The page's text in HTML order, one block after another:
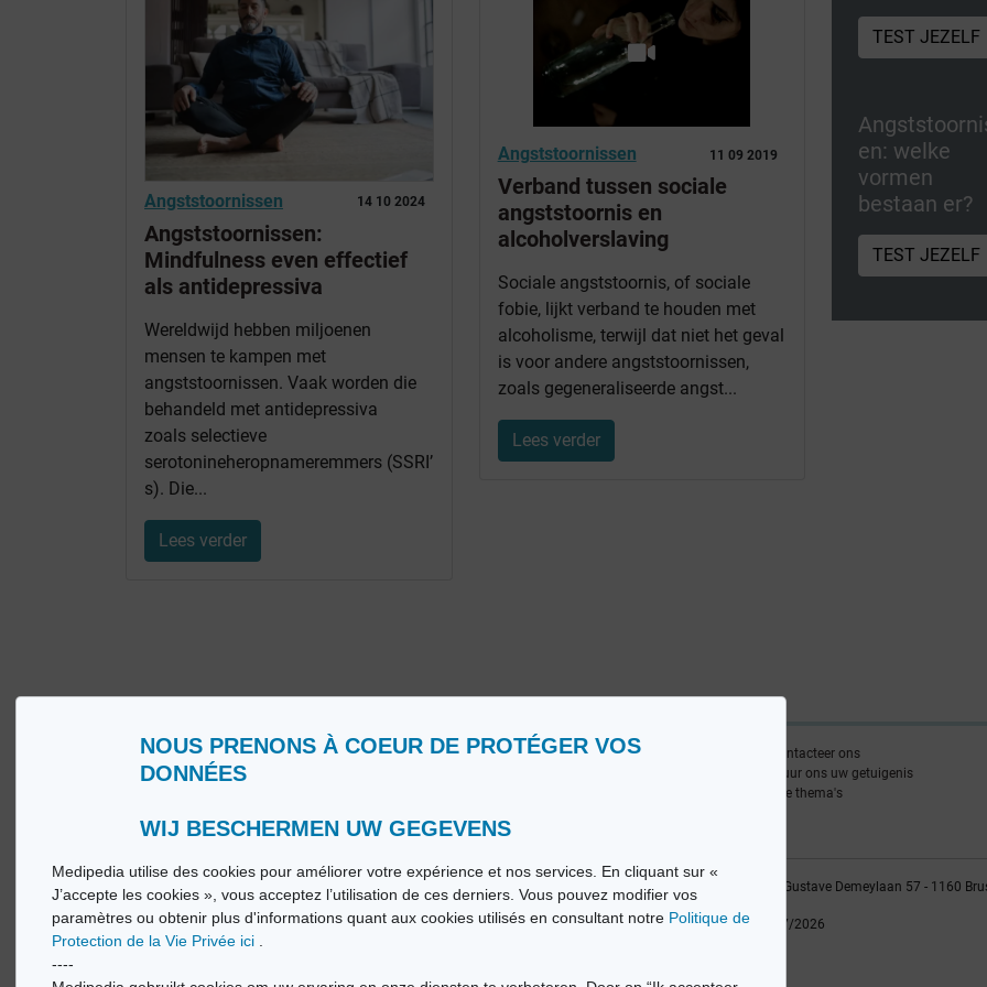
NOUS PRENONS À COEUR DE PROTÉGER VOS
DONNÉES
WIJ BESCHERMEN UW GEGEVENS
Medipedia utilise des cookies pour améliorer votre expérience et nos services. En cliquant sur «
J’accepte les cookies », vous acceptez l’utilisation de ces derniers. Vous pouvez modifier vos
paramètres ou obtenir plus d'informations quant aux cookies utilisés en consultant notre Politique de
Protection de la Vie Privée ici .
----
14 10 2024
Angststoornissen
Angststoornissen:
Mindfulness even effectief
als antidepressiva
Wereldwijd hebben miljoenen
mensen te kampen met
angststoornissen. Vaak worden die
behandeld met antidepressiva
zoals selectieve
serotonineheropnameremmers (SSRI’
s). Die...
Lees verder
11 09 2019
Angststoornissen
Verband tussen sociale
angststoornis en
alcoholverslaving
Sociale angststoornis, of sociale
fobie, lijkt verband te houden met
alcoholisme, terwijl dat niet het geval
is voor andere angststoornissen,
zoals gegeneraliseerde angst...
Lees verder
TEST JEZELF
en: welke
vormen
bestaan er?
TEST JEZELF
Wie zijn wij?
Gebruiksvoorwaarden
Woordenlijst
Contacteer ons
Stuur ons uw getuigenis
Alle thema's
© Vivio sa, 2014-2026 - Tous droits réservés | Avenue Gustave Demeylaan 57 - 1160
Laatste update: 22/07/2026